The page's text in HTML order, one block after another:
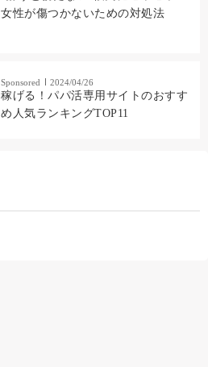
女性が傷つかないための対処法
Sponsored 2024/04/26
稼げる！パパ活専用サイトのおすす
め人気ランキングTOP11